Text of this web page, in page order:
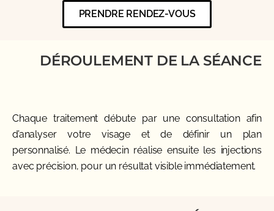
PRENDRE RENDEZ-VOUS
DÉROULEMENT DE LA SÉANCE
Chaque traitement débute par une consultation afin
d’analyser votre visage et de définir un plan
personnalisé. Le médecin réalise ensuite les injections
avec précision, pour un résultat visible immédiatement.